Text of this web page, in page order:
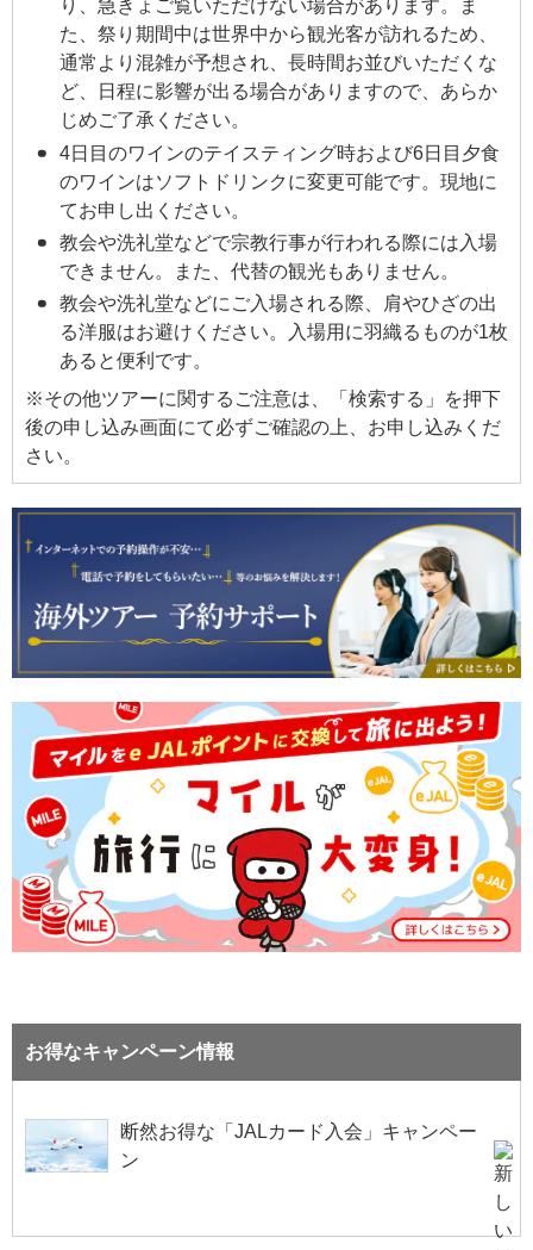
り、急きょご覧いただけない場合があります。ま
た、祭り期間中は世界中から観光客が訪れるため、
通常より混雑が予想され、長時間お並びいただくな
ど、日程に影響が出る場合がありますので、あらか
じめご了承ください。
4日目のワインのテイスティング時および6日目夕食
のワインはソフトドリンクに変更可能です。現地に
てお申し出ください。
教会や洗礼堂などで宗教行事が行われる際には入場
できません。また、代替の観光もありません。
教会や洗礼堂などにご入場される際、肩やひざの出
る洋服はお避けください。入場用に羽織るものが1枚
あると便利です。
※その他ツアーに関するご注意は、「検索する」を押下
後の申し込み画面にて必ずご確認の上、お申し込みくだ
さい。
お得なキャンペーン情報
断然お得な「JALカード入会」キャンペー
ン